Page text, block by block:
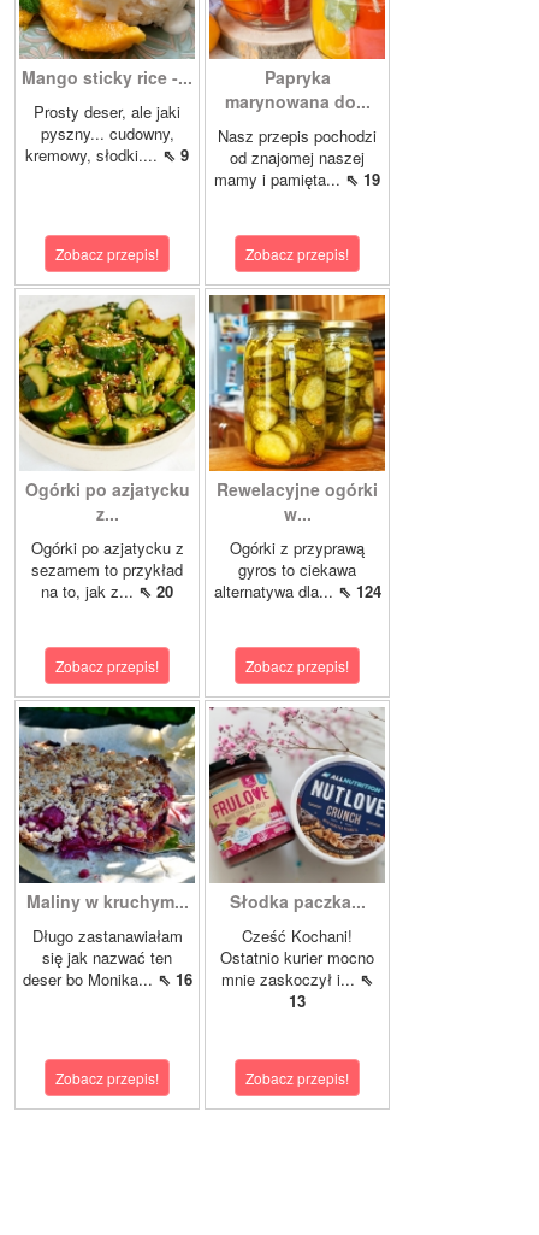
Mango sticky rice -...
Prosty deser, ale jaki
pyszny... cudowny,
kremowy, słodki.... ⇖ 9
Zobacz przepis!
Papryka
marynowana do...
Nasz przepis pochodzi
od znajomej naszej
mamy i pamięta... ⇖ 19
Zobacz przepis!
Ogórki po azjatycku
z...
Ogórki po azjatycku z
sezamem to przykład
na to, jak z... ⇖ 20
Zobacz przepis!
Rewelacyjne ogórki
w...
Ogórki z przyprawą
gyros to ciekawa
alternatywa dla... ⇖ 124
Zobacz przepis!
Maliny w kruchym...
Długo zastanawiałam
się jak nazwać ten
deser bo Monika... ⇖ 16
Zobacz przepis!
Słodka paczka...
Cześć Kochani!
Ostatnio kurier mocno
mnie zaskoczył i... ⇖
13
Zobacz przepis!